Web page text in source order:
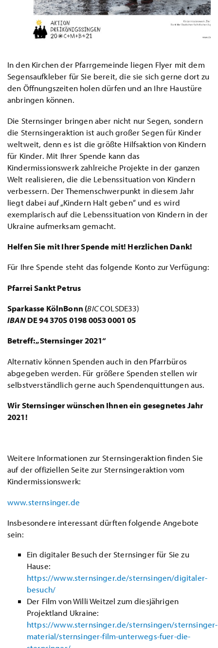
In den Kirchen der Pfarrgemeinde liegen Flyer mit dem
Segensaufkleber für Sie bereit, die sie sich gerne dort zu
den Öffnungszeiten holen dürfen und an Ihre Haustüre
anbringen können.
Die Sternsinger bringen aber nicht nur Segen, sondern
die Sternsingeraktion ist auch großer Segen für Kinder
weltweit, denn es ist die größte Hilfsaktion von Kindern
für Kinder. Mit Ihrer Spende kann das
Kindermissionswerk zahlreiche Projekte in der ganzen
Welt realisieren, die die Lebenssituation von Kindern
verbessern. Der Themenschwerpunkt in diesem Jahr
liegt dabei auf „Kindern Halt geben“ und es wird
exemplarisch auf die Lebenssituation von Kindern in der
Ukraine aufmerksam gemacht.
Helfen Sie mit Ihrer Spende mit! Herzlichen Dank!
Für Ihre Spende steht das folgende Konto zur Verfügung:
Pfarrei Sankt Petrus
Sparkasse KölnBonn (BICCOLSDE33)
IBANDE 94 3705 0198 0053 0001 05
Betreff: „Sternsinger 2021“
Alternativ können Spenden auch in den Pfarrbüros
abgegeben werden. Für größere Spenden stellen wir
selbstverständlich gerne auch Spendenquittungen aus.
Wir Sternsinger wünschen Ihnen ein gesegnetes Jahr
2021!
Weitere Informationen zur Sternsingeraktion finden Sie
auf der offiziellen Seite zur Sternsingeraktion vom
Kindermissionswerk:
www.sternsinger.de
Insbesondere interessant dürften folgende Angebote
sein:
Ein digitaler Besuch der Sternsinger für Sie zu
Hause:
https://www.sternsinger.de/sternsingen/digitaler-
besuch/
Der Film von Willi Weitzel zum diesjährigen
Projektland Ukraine:
https://www.sternsinger.de/sternsingen/sternsinger-
material/sternsinger-film-unterwegs-fuer-die-